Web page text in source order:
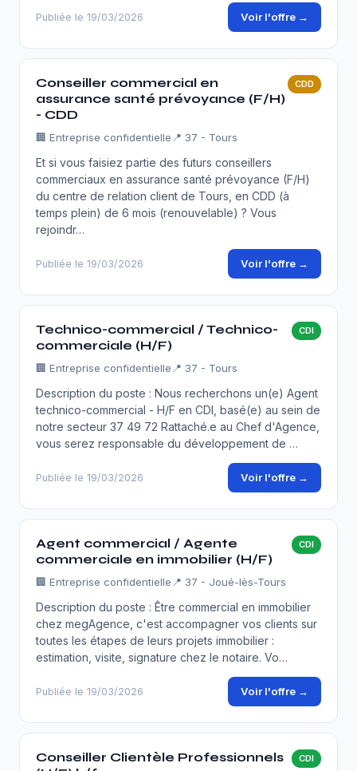
Publiée le 19/03/2026 Voir l'offre →
Conseiller commercial en
assurance santé prévoyance (F/H)
- CDD
CDD
🏢 Entreprise confidentielle 📍 37 - Tours
Et si vous faisiez partie des futurs conseillers
commerciaux en assurance santé prévoyance (F/H)
du centre de relation client de Tours, en CDD (à
temps plein) de 6 mois (renouvelable) ? Vous
rejoindr…
Publiée le 19/03/2026 Voir l'offre →
Technico-commercial / Technico-
commerciale (H/F)
CDI
🏢 Entreprise confidentielle 📍 37 - Tours
Description du poste : Nous recherchons un(e) Agent
technico-commercial - H/F en CDI, basé(e) au sein de
notre secteur 37 49 72 Rattaché.e au Chef d'Agence,
vous serez responsable du développement de …
Publiée le 19/03/2026 Voir l'offre →
Agent commercial / Agente
commerciale en immobilier (H/F)
CDI
🏢 Entreprise confidentielle 📍 37 - Joué-lès-Tours
Description du poste : Être commercial en immobilier
chez megAgence, c'est accompagner vos clients sur
toutes les étapes de leurs projets immobilier :
estimation, visite, signature chez le notaire. Vo…
Publiée le 19/03/2026 Voir l'offre →
Conseiller Clientèle Professionnels
CDI